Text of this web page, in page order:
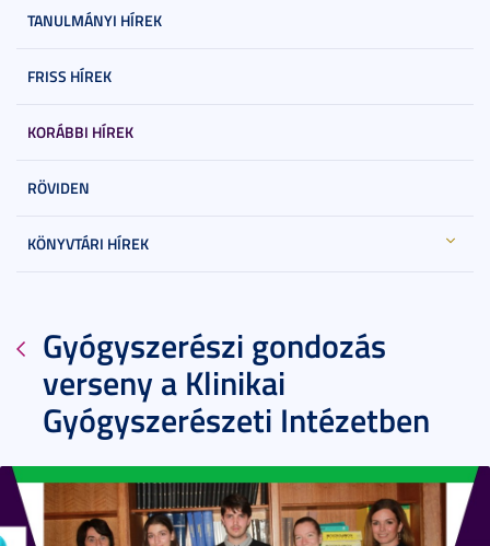
TANULMÁNYI HÍREK
FRISS HÍREK
KORÁBBI HÍREK
RÖVIDEN
KÖNYVTÁRI HÍREK
Gyógyszerészi gondozás
verseny a Klinikai
Gyógyszerészeti Intézetben